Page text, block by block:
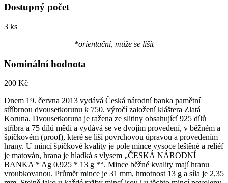
Dostupný počet
3 ks
*orientační, může se lišit
Nominální hodnota
200 Kč
Dnem 19. června 2013 vydává Česká národní banka pamětní
stříbrnou dvousetkorunu k 750. výročí založení kláštera Zlatá
Koruna. Dvousetkoruna je ražena ze slitiny obsahující 925 dílů
stříbra a 75 dílů mědi a vydává se ve dvojím provedení, v běžném a
špičkovém (proof), které se liší povrchovou úpravou a provedením
hrany. U mincí špičkové kvality je pole mince vysoce leštěné a reliéf
je matován, hrana je hladká s vlysem „ČESKÁ NÁRODNÍ
BANKA * Ag 0.925 * 13 g *“. Mince běžné kvality mají hranu
vroubkovanou. Průměr mince je 31 mm, hmotnost 13 g a síla je 2,35